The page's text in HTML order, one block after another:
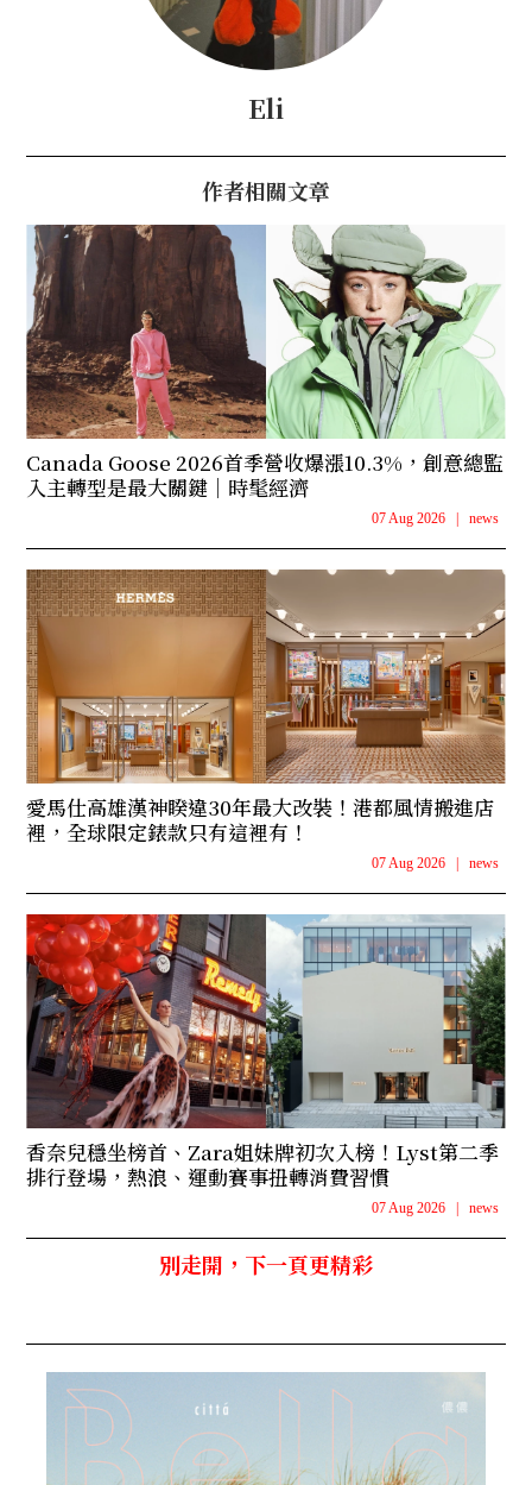
Eli
作者相關文章
Canada Goose 2026首季營收爆漲10.3%，創意總監
入主轉型是最大關鍵｜時髦經濟
07 Aug 2026 | news
愛馬仕高雄漢神睽違30年最大改裝！港都風情搬進店
裡，全球限定錶款只有這裡有！
07 Aug 2026 | news
香奈兒穩坐榜首、Zara姐妹牌初次入榜！Lyst第二季
排行登場，熱浪、運動賽事扭轉消費習慣
07 Aug 2026 | news
別走開，下一頁更精彩